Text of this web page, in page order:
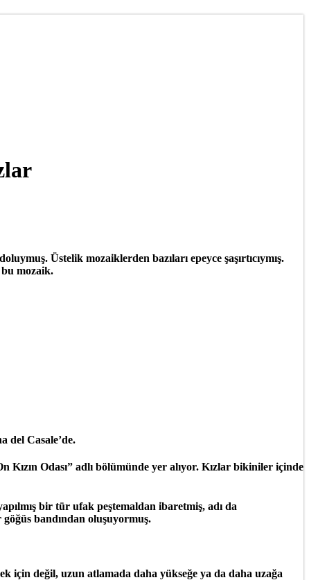
Üstelik mozaiklerden bazıları epeyce şaşırtıcıymış.
mozaik.
del Casale’de.
Odası” adlı bölümünde yer alıyor. Kızlar bikiniler içinde
bir tür ufak peştemaldan ibaretmiş, adı da
bandından oluşuyormuş.
için değil, uzun atlamada daha yükseğe ya da daha uzağa